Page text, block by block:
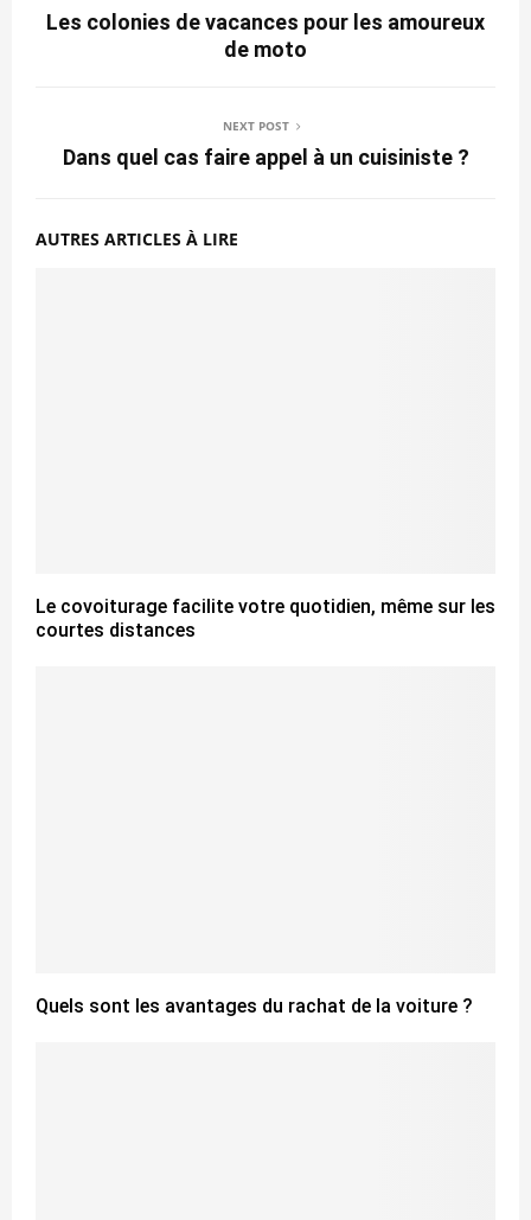
Les colonies de vacances pour les amoureux
de moto
NEXT POST
Dans quel cas faire appel à un cuisiniste ?
AUTRES ARTICLES À LIRE
Le covoiturage facilite votre quotidien, même sur les
courtes distances
Quels sont les avantages du rachat de la voiture ?